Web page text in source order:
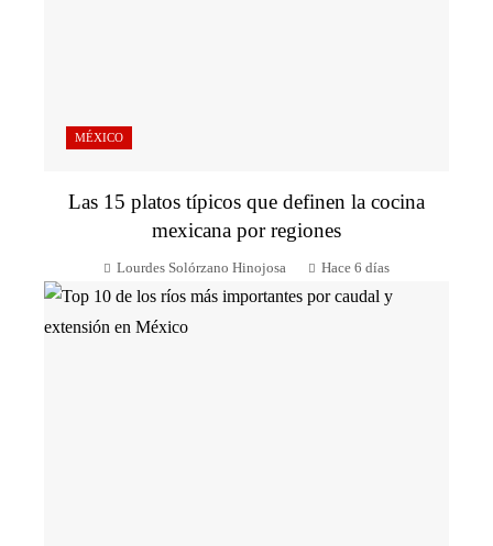
MÉXICO
Las 15 platos típicos que definen la cocina
mexicana por regiones
Lourdes Solórzano Hinojosa Hace 6 días